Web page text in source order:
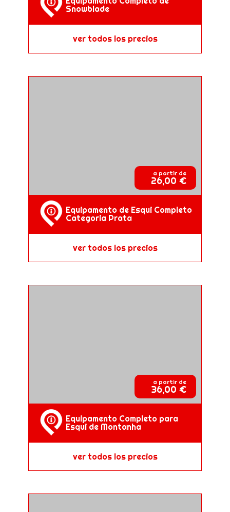
Snowblade
ver todos los precios
a partir de
26,00 €
Equipamento de Esqui Completo
Categoria Prata
ver todos los precios
a partir de
36,00 €
Equipamento Completo para
Esqui de Montanha
ver todos los precios